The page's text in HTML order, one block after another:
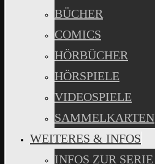
BÜCHER
COMICS
HÖRBÜCHER
HÖRSPIELE
VIDEOSPIELE
SAMMELKARTEN
WEITERES & INFOS
INFOS ZUR SERIE